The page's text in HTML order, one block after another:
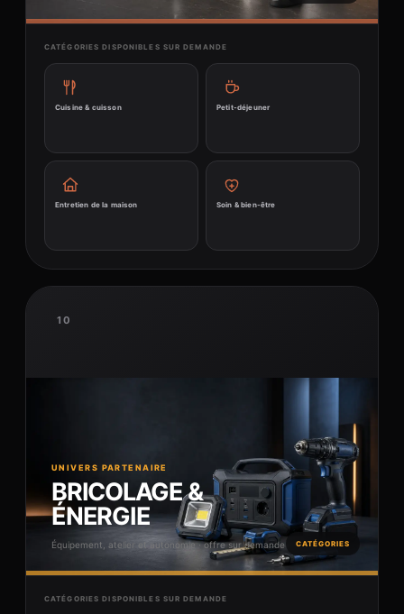
CATÉGORIES DISPONIBLES SUR DEMANDE
Cuisine & cuisson Petit-déjeuner
Entretien de la maison Soin & bien-être
10
UNIVERS PARTENAIRE
BRICOLAGE &
ÉNERGIE
Équipement, atelier et autonomie · offre sur demande CATÉGORIES
CATÉGORIES DISPONIBLES SUR DEMANDE